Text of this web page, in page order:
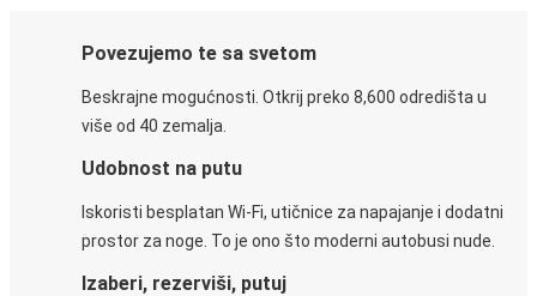
Povezujemo te sa svetom
Beskrajne mogućnosti. Otkrij preko 8,600 odredišta u
više od 40 zemalja.
Udobnost na putu
Iskoristi besplatan Wi-Fi, utičnice za napajanje i dodatni
prostor za noge. To je ono što moderni autobusi nude.
Izaberi, rezerviši, putuj